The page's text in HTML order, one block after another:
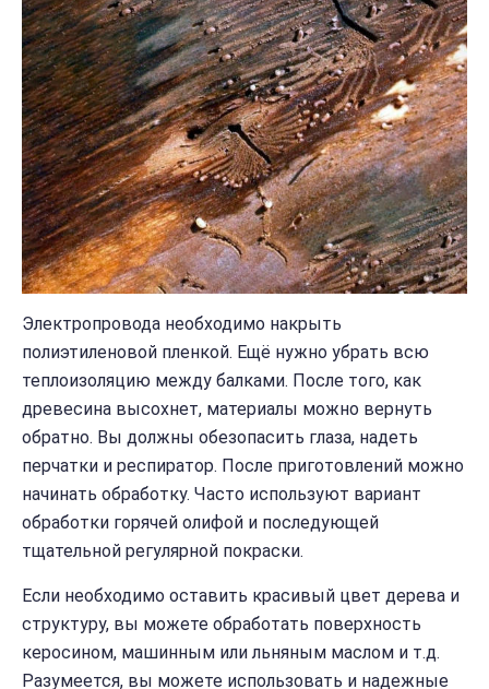
Электропровода необходимо накрыть
полиэтиленовой пленкой. Ещё нужно убрать всю
теплоизоляцию между балками. После того, как
древесина высохнет, материалы можно вернуть
обратно. Вы должны обезопасить глаза, надеть
перчатки и респиратор. После приготовлений можно
начинать обработку. Часто используют вариант
обработки горячей олифой и последующей
тщательной регулярной покраски.
Если необходимо оставить красивый цвет дерева и
структуру, вы можете обработать поверхность
керосином, машинным или льняным маслом и т.д.
Разумеется, вы можете использовать и надежные